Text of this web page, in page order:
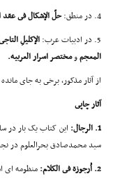
4. در منطق:
حلّ الإشکال فى عقد
5. در ادبیات عرب:
الإکلیلِ
المعجمومختصر اسرار العربیه.
از آثار مذکور، برخى به جاى
آثار چاپى
1. الرجال:
سید محمدصادق بحرالعلوم در
2. اُرجوزة فى الکلام:
منظومه اى است زیبا در 145 بیت، با